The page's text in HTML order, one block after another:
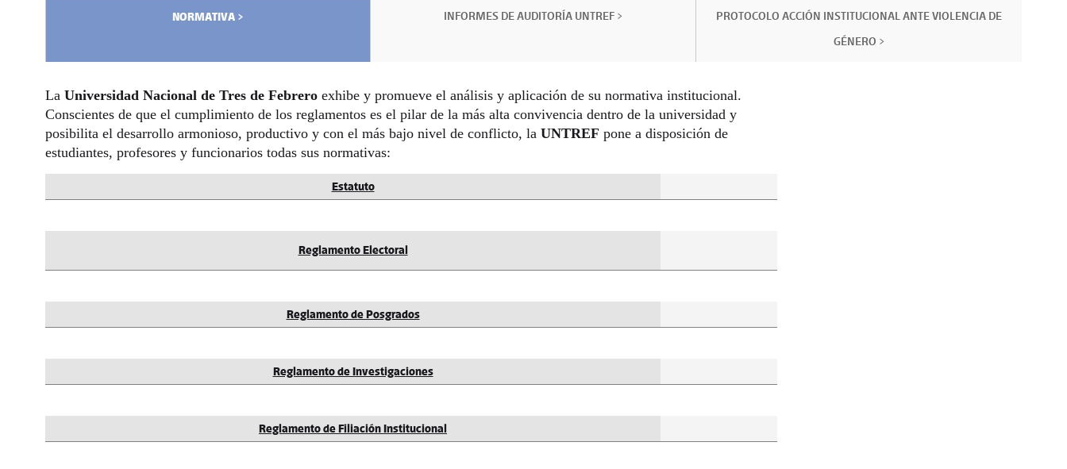
NORMATIVA > INFORMES DE AUDITORÍA UNTREF >
PROTOCOLO ACCIÓN INSTITUCIONAL ANTE VIOLENCIA DE
GÉNERO >
La Universidad Nacional de Tres de Febrero exhibe y promueve el análisis y aplicación de su normativa institucional.
Conscientes de que el cumplimiento de los reglamentos es el pilar de la más alta convivencia dentro de la universidad y
posibilita el desarrollo armonioso, productivo y con el más bajo nivel de conflicto, la UNTREF pone a disposición de
estudiantes, profesores y funcionarios todas sus normativas:
Estatuto
Reglamento Electoral
Reglamento de Posgrados
Reglamento de Investigaciones
Reglamento de Filiación Institucional